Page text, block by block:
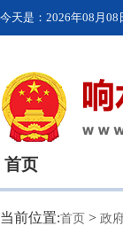
今天是： 2026年08月08
首页
当前位置:首页 > 政